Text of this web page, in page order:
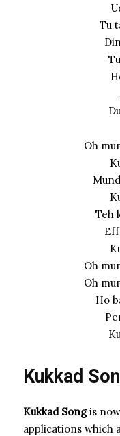
Tu
Oh
Teh
Oh
Oh
Ho
Kukkad
Kukkad Songis
applications which